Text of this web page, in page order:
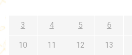
3 4 5 6
10 11 12 13